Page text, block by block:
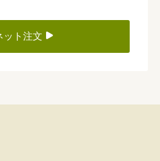
ット注文